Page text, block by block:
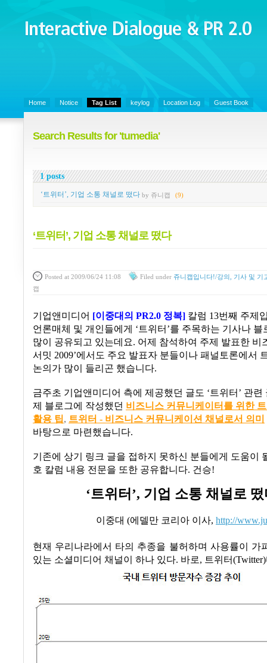
Interactive Dialogue &
PR 2.0
Home Notice Tag List keylog Location Log Guest Book
Search Results for 'tumedia'
1 posts
‘트위터’, 기업 소통 채널로 떴다 by 쥬니캡 (9)
‘트위터’, 기업 소통 채널로 떴다
Posted at 2009/06/24 11:08 Filed under 쥬니캡입니다!/강의, 기사 및 기
캡
기업앤미디어 [이중대의 PR2.0 정복] 칼럼 13번째 주제
언론매체 및 개인들에게 ‘트위터 ’를 주목하는 기사나 블
많이 공유되고 있는데요. 어제 참석하여 주제 발표한 비
서밋 2009’에서도 주요 발표자 분들이나 패널토론에서
논의가 많이 들리곤 했습니다.
금주초 기업앤미디어 측에 제공했던 글도 ‘트위터 ’ 관련
제 블로그에 작성했던 비즈니스 커뮤니케이터를 위한
활용 팁, 트위터 - 비즈니스 커뮤니케이션 채널로서 의미
바탕으로 마련했습니다.
기존에 상기 링크 글을 접하지 못하신 분들에게 도움이
호 칼럼 내용 전문을 또한 공유합니다. 건승!
‘트위터 ’, 기업 소통 채널로 떴
이중대 (에델만 코리아 이사, http://
현재 우리나라에서 타의 추종을 불허하며 사용률이 가
있는 소셜미디어 채널이 하나 있다. 바로, 트위터(Twitter)